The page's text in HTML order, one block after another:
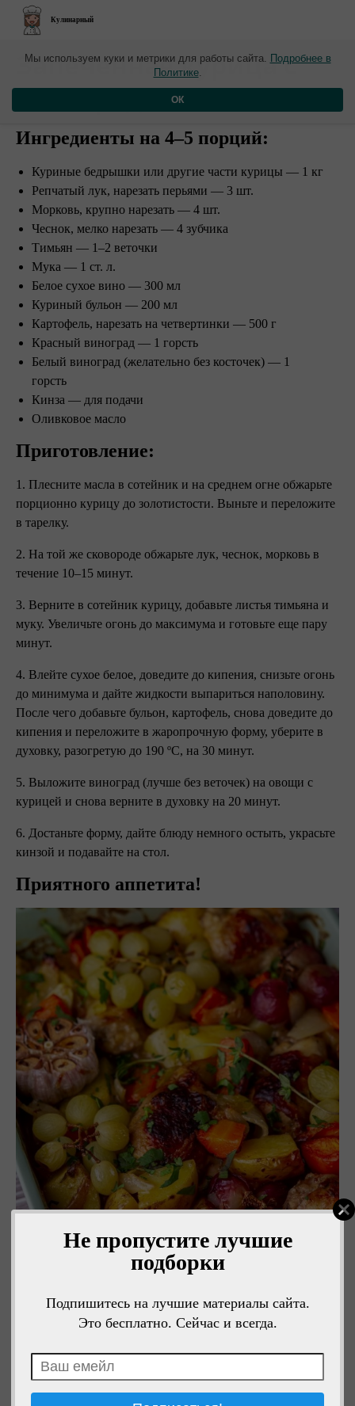
Не пропустите лучшие
подборки
Подпишитесь на лучшие материалы сайта.
Это бесплатно. Сейчас и всегда.
Кулинарный
​Запеченная курица с
виноградом
Ингредиенты на 4–5 порций:
Куриные бедрышки или другие части курицы — 1 кг
Репчатый лук, нарезать перьями — 3 шт.
Морковь, крупно нарезать — 4 шт.
Чеснок, мелко нарезать — 4 зубчика
Тимьян — 1–2 веточки
Мука — 1 ст. л.
Белое сухое вино — 300 мл
Куриный бульон — 200 мл
Картофель, нарезать на четвертинки — 500 г
Красный виноград — 1 горсть
Белый виноград (желательно без косточек) — 1
горсть
Кинза — для подачи
Оливковое масло
Приготовление:⠀
1. Плесните масла в сотейник и на среднем огне обжарьте
порционно курицу до золотистости. Выньте и переложите
в тарелку.
2. На той же сковороде обжарьте лук, чеснок, морковь в
течение 10–15 минут.
3. Верните в сотейник курицу, добавьте листья тимьяна и
муку. Увеличьте огонь до максимума и готовьте еще пару
минут.
4. Влейте сухое белое, доведите до кипения, снизьте огонь
до минимума и дайте жидкости выпариться наполовину.
После чего добавьте бульон, картофель, снова доведите до
кипения и переложите в жаропрочную форму, уберите в
духовку, разогретую до 190 ºC, на 30 минут.
5. Выложите виноград (лучше без веточек) на овощи с
курицей и снова верните в духовку на 20 минут.
6. Достаньте форму, дайте блюду немного остыть, украсьте
кинзой и подавайте на стол.
Приятного аппетита!
Мы используем куки и метрики для работы сайта. Подробнее в
Политике.
ОК